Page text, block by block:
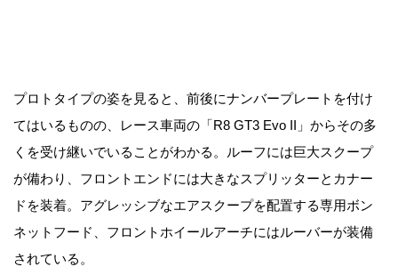
プロトタイプの姿を見ると、前後にナンバープレートを付け
てはいるものの、レース車両の「R8 GT3 Evo II」からその多
くを受け継いでいることがわかる。ルーフには巨大スクープ
が備わり、フロントエンドには大きなスプリッターとカナー
ドを装着。アグレッシブなエアスクープを配置する専用ボン
ネットフード、フロントホイールアーチにはルーバーが装備
されている。